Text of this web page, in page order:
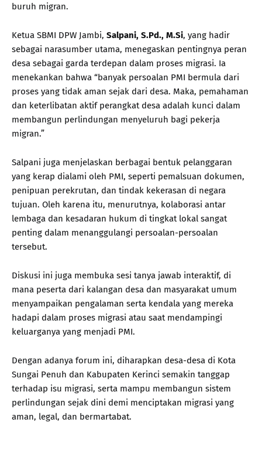
buruh migran.
Ketua SBMI DPW Jambi, Salpani, S.Pd., M.Si, yang hadir
sebagai narasumber utama, menegaskan pentingnya peran
desa sebagai garda terdepan dalam proses migrasi. Ia
menekankan bahwa “banyak persoalan PMI bermula dari
proses yang tidak aman sejak dari desa. Maka, pemahaman
dan keterlibatan aktif perangkat desa adalah kunci dalam
membangun perlindungan menyeluruh bagi pekerja
migran.”
Salpani juga menjelaskan berbagai bentuk pelanggaran
yang kerap dialami oleh PMI, seperti pemalsuan dokumen,
penipuan perekrutan, dan tindak kekerasan di negara
tujuan. Oleh karena itu, menurutnya, kolaborasi antar
lembaga dan kesadaran hukum di tingkat lokal sangat
penting dalam menanggulangi persoalan-persoalan
tersebut.
Diskusi ini juga membuka sesi tanya jawab interaktif, di
mana peserta dari kalangan desa dan masyarakat umum
menyampaikan pengalaman serta kendala yang mereka
hadapi dalam proses migrasi atau saat mendampingi
keluarganya yang menjadi PMI.
Dengan adanya forum ini, diharapkan desa-desa di Kota
Sungai Penuh dan Kabupaten Kerinci semakin tanggap
terhadap isu migrasi, serta mampu membangun sistem
perlindungan sejak dini demi menciptakan migrasi yang
aman, legal, dan bermartabat.